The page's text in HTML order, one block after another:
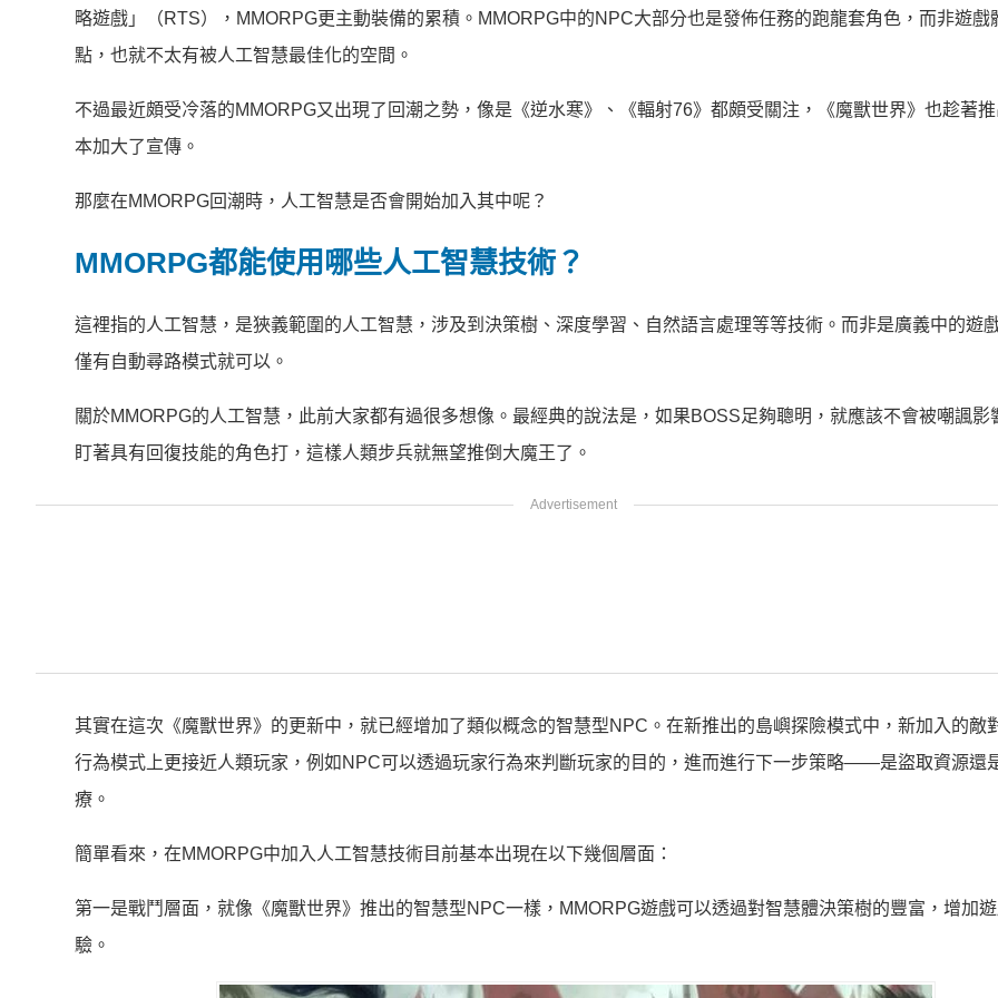
略遊戲」（RTS），MMORPG更主動裝備的累積。MMORPG中的NPC大部分也是發佈任務的跑龍套角色，而非遊戲
點，也就不太有被人工智慧最佳化的空間。
不過最近頗受冷落的MMORPG又出現了回潮之勢，像是《逆水寒》、《輻射76》都頗受關注，《魔獸世界》也趁著
本加大了宣傳。
那麼在MMORPG回潮時，人工智慧是否會開始加入其中呢？
MMORPG都能使用哪些人工智慧技術？
這裡指的人工智慧，是狹義範圍的人工智慧，涉及到決策樹、深度學習、自然語言處理等等技術。而非是廣義中的
僅有自動尋路模式就可以。
關於MMORPG的人工智慧，此前大家都有過很多想像。最經典的說法是，如果BOSS足夠聰明，就應該不會被嘲諷影
盯著具有回復技能的角色打，這樣人類步兵就無望推倒大魔王了。
其實在這次《魔獸世界》的更新中，就已經增加了類似概念的智慧型NPC。在新推出的島嶼探險模式中，新加入的敵
行為模式上更接近人類玩家，例如NPC可以透過玩家行為來判斷玩家的目的，進而進行下一步策略——是盜取資源還
療。
簡單看來，在MMORPG中加入人工智慧技術目前基本出現在以下幾個層面：
第一是戰鬥層面，就像《魔獸世界》推出的智慧型NPC一樣，MMORPG遊戲可以透過對智慧體決策樹的豐富，增加
驗。